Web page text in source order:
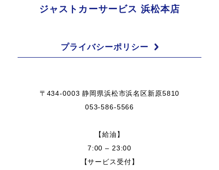
ジャストカーサービス 浜松本店
プライバシーポリシー
〒434-0003 静岡県浜松市浜名区新原5810
053-586-5566
【給油】
7:00 – 23:00
【サービス受付】